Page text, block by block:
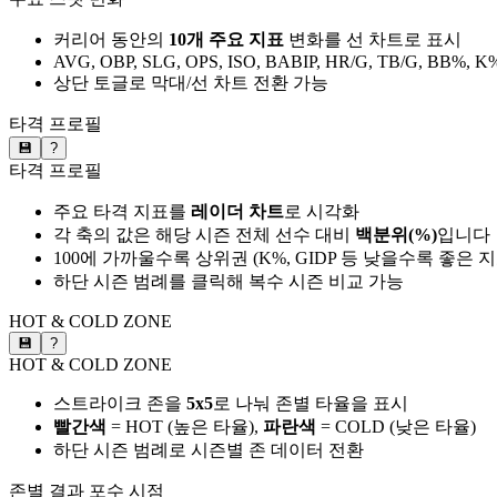
커리어 동안의 10개 주요 지표 변화를 선 차트로 표시
AVG, OBP, SLG, OPS, ISO, BABIP, HR/G, TB/G, BB%,
상단 토글로 막대/선 차트 전환 가능
타격 프로필
💾 ?
타격 프로필
주요 타격 지표를 레이더 차트로 시각화
각 축의 값은 해당 시즌 전체 선수 대비 백분위(%)입니다
100에 가까울수록 상위권 (K%, GIDP 등 낮을수록 좋은
하단 시즌 범례를 클릭해 복수 시즌 비교 가능
HOT & COLD ZONE
💾 ?
HOT & COLD ZONE
스트라이크 존을 5x5로 나눠 존별 타율을 표시
빨간색 = HOT (높은 타율), 파란색 = COLD (낮은 타율)
하단 시즌 범례로 시즌별 존 데이터 전환
존별 결과 포수 시점